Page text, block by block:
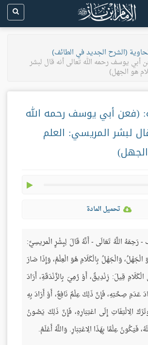
(الشرح الجديد في الطائف)
أبي يوسف رحمه الله تعالى أنه قال لبشر
هو الجهل)
(فعن أبي يوسف رحمه الله
لبشر المريسي: العلم
تحميل المادة
اللَّهُ تَعَالَى - أَنَّهُ قَالَ لِبِشْرٍ الْمريسِيِّ:
الْجَهْلُ، وَالْجَهْلُ بِالْكَلَامِ هُوَ الْعِلْمُ، وَإِذَا صَارَ
قِيلَ: زِنْدِيقٌ، أَوْ رُمِيَ بِالزَّنْدَقَةِ، أَرَادَ
عَدَمِ صِحَّتِهِ، فَإِنَّ ذَلِكَ عِلْمٌ نَافِعٌ، أَوْ أَرَادَ بِهِ
الِالْتِفَاتِ إِلَى اعْتِبَارِهِ، فَإِنَّ ذَلِكَ يَصُونُ
فَيَكُونُ عِلْمًا بِهَذَا الِاعْتِبَارِ. وَاللَّهُ أَعْلَمُ.